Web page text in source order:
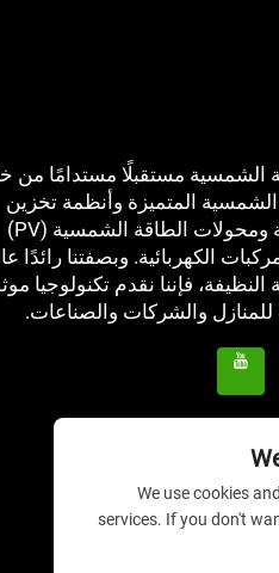
الشمسية مستقبلًا مستدامًا من
المتميزة وأنظمة تخزين
الطاقة المتقدمة ومحولات الطاقة الشمسية (PV)
الكهربائية. وبصفتنا رائدًا
فإننا نقدم تكنولوجيا
والشركات والصناعات.
We use cookies
services. If you don't